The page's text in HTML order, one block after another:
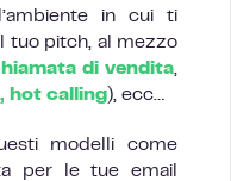
in cui ti
tuo pitch, al mezzo
di vendita,
hot calling), ecc…
modelli come
per le tue email